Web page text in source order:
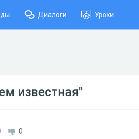
Диалоги Уроки
известная"
0